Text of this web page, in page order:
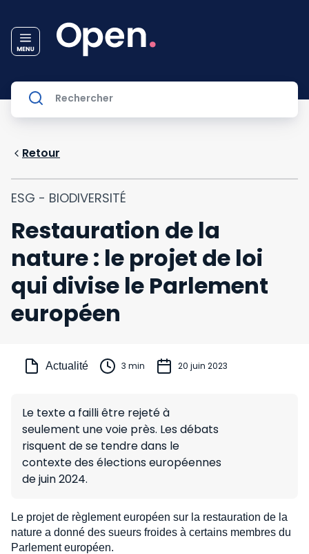
Retour
ESG - BIODIVERSITÉ
Restauration de la
nature : le projet de loi
qui divise le Parlement
européen
Actualité 3 min 20 juin 2023
Le texte a failli être rejeté à
seulement une voie près. Les débats
risquent de se tendre dans le
contexte des élections européennes
de juin 2024.
Le projet de règlement européen sur la restauration de la
nature a donné des sueurs froides à certains membres du
Parlement européen.